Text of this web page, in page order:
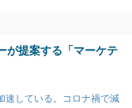
が提案する「マーケテ
速している。コロナ禍で減